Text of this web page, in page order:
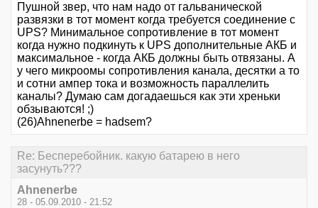
Пушной звер, что нам надо от гальванической
развязки в тот момент когда требуется соединение с
UPS? Минимальное сопротивление в тот момент
когда нужно подкинуть к UPS дополнительные АКБ и
максимальное - когда АКБ должны быть отвязаны. А
у чего микроомы сопротивления канала, десятки а то
и сотни ампер тока и возможность параллелить
каналы? Думаю сам догадаешься как эти хреньки
обзываются! ;)
(26)Ahnenerbe = hadsem?
Re: Бесперебойник. какую батарею в него
засунуть???
Ahnenerbe
28 - 05.09.2010 - 21:52